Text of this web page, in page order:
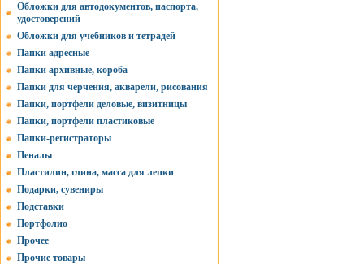
Обложки для автодокументов, паспорта,
удостоверений
Обложки для учебников и тетрадей
Папки адресные
Папки архивные, короба
Папки для черчения, акварели, рисования
Папки, портфели деловые, визитницы
Папки, портфели пластиковые
Папки-регистраторы
Пеналы
Пластилин, глина, масса для лепки
Подарки, сувениры
Подставки
Портфолио
Прочее
Прочие товары